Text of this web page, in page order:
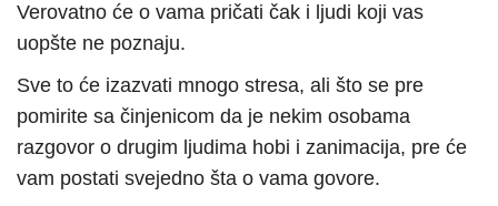
Verovatno će o vama pričati čak i ljudi koji vas
uopšte ne poznaju.
Sve to će izazvati mnogo stresa, ali što se pre
pomirite sa činjenicom da je nekim osobama
razgovor o drugim ljudima hobi i zanimacija, pre će
vam postati svejedno šta o vama govore.